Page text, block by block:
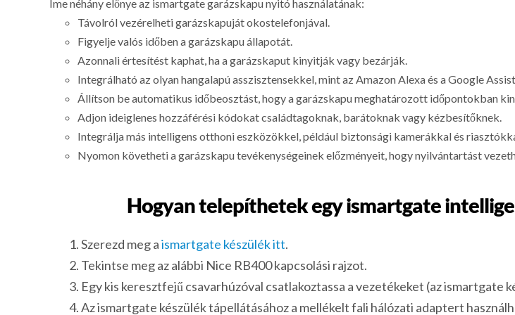
Íme néhány előnye az ismartgate garázskapu nyitó használatának:
Távolról vezérelheti garázskapuját okostelefonjával.
Figyelje valós időben a garázskapu állapotát.
Azonnali értesítést kaphat, ha a garázskaput kinyitják vagy bezárják.
Integrálható az olyan hangalapú asszisztensekkel, mint az Amazon Alexa és a Google
Állítson be automatikus időbeosztást, hogy a garázskapu meghatározott időpontokban
Adjon ideiglenes hozzáférési kódokat családtagoknak, barátoknak vagy kézbesítőknek.
Integrálja más intelligens otthoni eszközökkel, például biztonsági kamerákkal és
Nyomon követheti a garázskapu tevékenységeinek előzményeit, hogy nyilvántartást
Hogyan telepíthetek egy ismartgate
Szerezd meg aismartgate készülék itt.
Tekintse meg az alábbi Nice RB400 kapcsolási rajzot.
Egy kis keresztfejű csavarhúzóval csatlakoztassa a vezetékeket (az ismartgate
Az ismartgate készülék tápellátásához a mellékelt fali hálózati adaptert